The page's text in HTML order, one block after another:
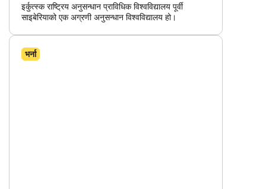
इर्कुत्स्क राष्ट्रिय अनुसन्धान प्राविधिक विश्वविद्यालय पूर्वी
साइबेरियाको एक अग्रणी अनुसन्धान विश्वविद्यालय हो।
भर्ना